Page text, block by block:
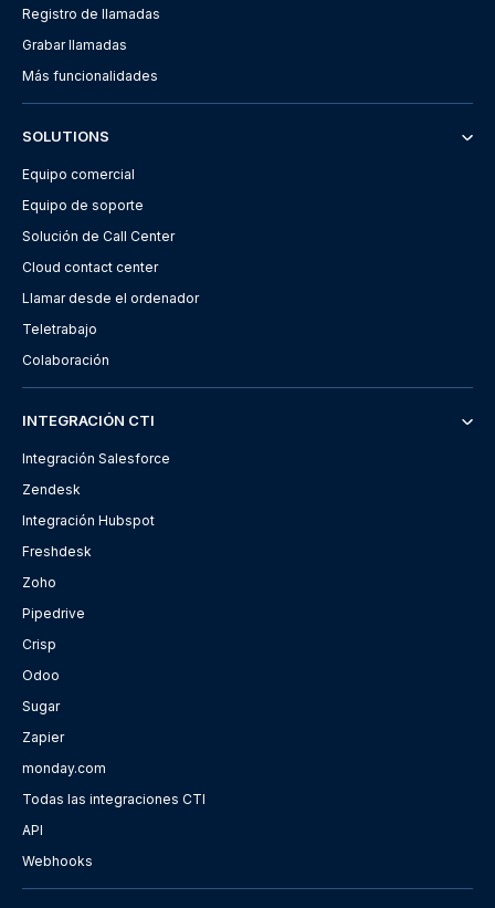
Registro de llamadas
Grabar llamadas
Más funcionalidades
SOLUTIONS
Equipo comercial
Equipo de soporte
Solución de Call Center
Cloud contact center
Llamar desde el ordenador
Teletrabajo
Colaboración
INTEGRACIÓN CTI
Integración Salesforce
Zendesk
Integración Hubspot
Freshdesk
Zoho
Pipedrive
Crisp
Odoo
Sugar
Zapier
monday.com
Todas las integraciones CTI
API
Webhooks